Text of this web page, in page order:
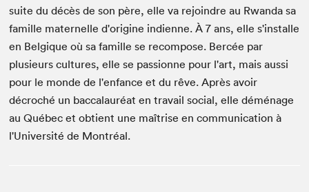
suite du décès de son père, elle va rejoindre au Rwanda sa
famille maternelle d'origine indienne. À 7 ans, elle s'installe
en Belgique où sa famille se recompose. Bercée par
plusieurs cultures, elle se passionne pour l'art, mais aussi
pour le monde de l'enfance et du rêve. Après avoir
décroché un baccalauréat en travail social, elle déménage
au Québec et obtient une maîtrise en communication à
l'Université de Montréal.